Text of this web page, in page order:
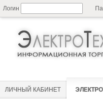
Логин
ЛИЧНЫЙ КАБИНЕТ